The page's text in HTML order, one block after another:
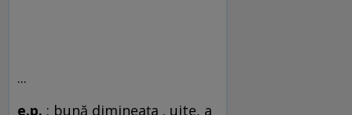
...
e.p. : bună dimineaţa . uite, a